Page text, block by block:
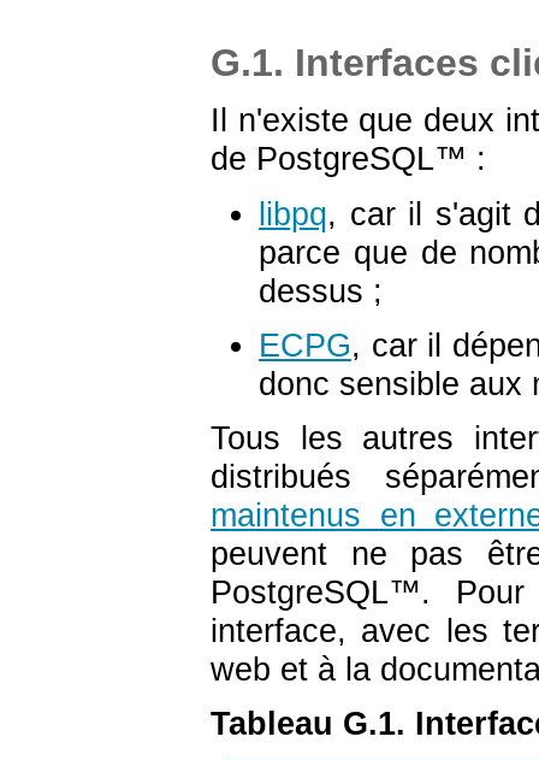
G.1. Interfaces
Il n'existe que deux
de PostgreSQL™ :
libpq, car il s'agit
parce que de
dessus ;
ECPG, car il
donc sensible
Tous les autres
distribués
maintenus en
peuvent ne pas
PostgreSQL™. Pour
interface, avec les
web et à la
Tableau G.1.